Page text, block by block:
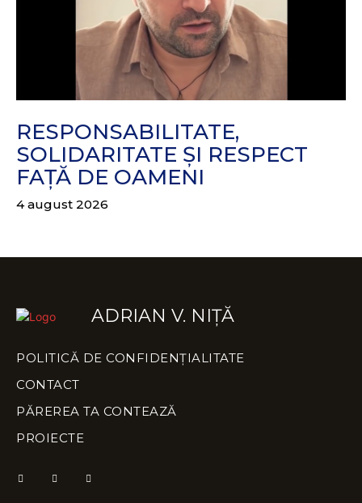
RESPONSABILITATE,
SOLIDARITATE ȘI RESPECT
FAȚĂ DE OAMENI
4 august 2026
ADRIAN V. NIȚĂ
POLITICĂ DE CONFIDENȚIALITATE
CONTACT
PĂREREA TA CONTEAZĂ
PROIECTE